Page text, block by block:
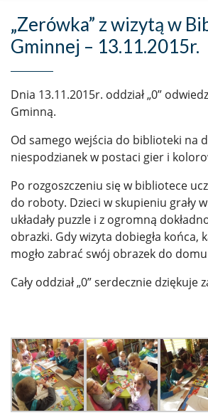
„Zerówka” z wizytą w
Gminnej – 13.11.2015r.
Dnia 13.11.2015r. oddział „0”
Gminną.
Od samego wejścia do biblioteki na
niespodzianek w postaci gier i
Po rozgoszczeniu się w bibliotece
do roboty. Dzieci w skupieniu grały
układały puzzle i z ogromną
obrazki. Gdy wizyta dobiegła końca,
mogło zabrać swój obrazek do
Cały oddział „0” serdecznie dziękuje